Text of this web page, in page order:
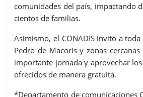
comunidades del país, impactando
cientos de familias.
Asimismo, el CONADIS invitó a
Pedro de Macorís y zonas
importante jornada y aprovechar
ofrecidos de manera gratuita.
*Departamento de